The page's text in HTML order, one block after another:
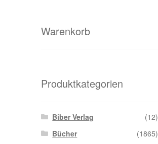
Warenkorb
Produktkategorien
Biber Verlag
(12)
Bücher
(1865)